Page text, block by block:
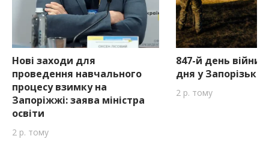
Нові заходи для
проведення навчального
процесу взимку на
Запоріжжі: заява міністра
освіти
2 р. тому
847-й день війни:
дня у Запорізькій
2 р. тому